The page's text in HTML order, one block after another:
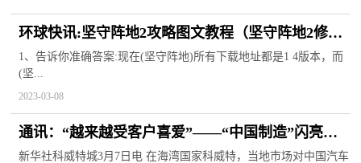
环球快讯:坚守阵地2攻略图文教程（坚守阵地2修改
器怎么用）
1、告诉你准确答案:现在(坚守阵地)所有下载地址都是1 4版本，而
(坚...
2023-03-08
通讯：“越来越受客户喜爱”——“中国制造”闪亮科
威特中国汽车专场嘉年华|世界实时
新华社科威特城3月7日电 在海湾国家科威特，当地市场对中国汽车